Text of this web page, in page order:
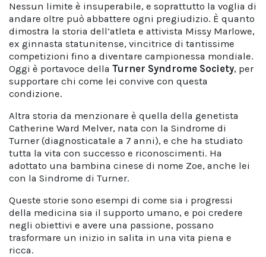
Nessun limite è insuperabile, e soprattutto la voglia di
andare oltre può abbattere ogni pregiudizio. È quanto
dimostra la storia dell’atleta e attivista Missy Marlowe,
ex ginnasta statunitense, vincitrice di tantissime
competizioni fino a diventare campionessa mondiale.
Oggi è portavoce della Turner Syndrome Society, per
supportare chi come lei convive con questa
condizione.
Altra storia da menzionare è quella della genetista
Catherine Ward Melver, nata con la Sindrome di
Turner (diagnosticatale a 7 anni), e che ha studiato
tutta la vita con successo e riconoscimenti. Ha
adottato una bambina cinese di nome Zoe, anche lei
con la Sindrome di Turner.
Queste storie sono esempi di come sia i progressi
della medicina sia il supporto umano, e poi credere
negli obiettivi e avere una passione, possano
trasformare un inizio in salita in una vita piena e
ricca.